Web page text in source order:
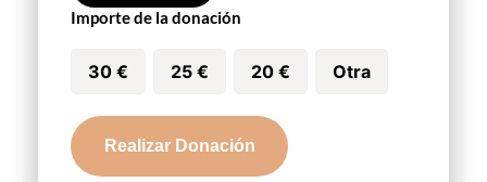
Importe de la donación
30 € 25 € 20 € Otra
Nborgnan
cantidadRealizar Donación